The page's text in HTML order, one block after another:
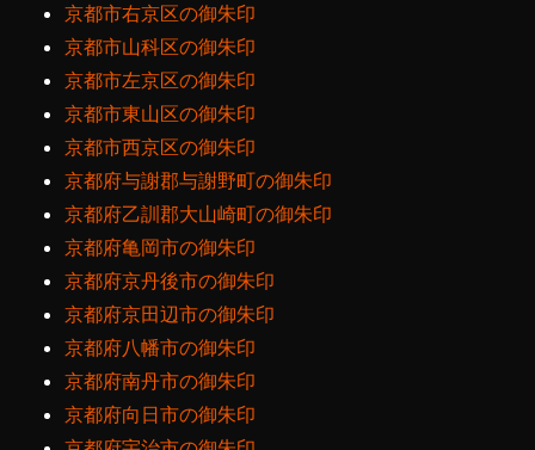
京都市右京区の御朱印
京都市山科区の御朱印
京都市左京区の御朱印
京都市東山区の御朱印
京都市西京区の御朱印
京都府与謝郡与謝野町の御朱印
京都府乙訓郡大山崎町の御朱印
京都府亀岡市の御朱印
京都府京丹後市の御朱印
京都府京田辺市の御朱印
京都府八幡市の御朱印
京都府南丹市の御朱印
京都府向日市の御朱印